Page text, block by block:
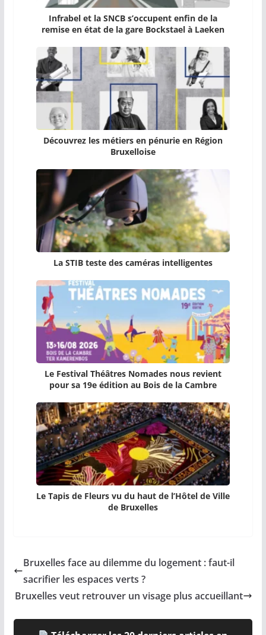
Infrabel et la SNCB s’occupent enfin de la
remise en état de la gare Bockstael à Laeken
Découvrez les métiers en pénurie en Région
Bruxelloise
La STIB teste des caméras intelligentes
Le Festival Théâtres Nomades nous revient
pour sa 19e édition au Bois de la Cambre
Le Tapis de Fleurs vu du haut de l’Hôtel de Ville
de Bruxelles
Bruxelles face au dilemme du logement : faut-il
sacrifier les espaces verts ?
Bruxelles veut retrouver un visage plus accueillant